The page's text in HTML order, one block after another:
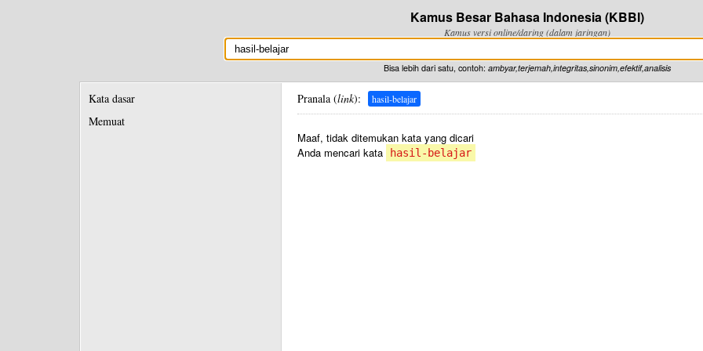
Kamus Besar Bahasa Indonesia (KBBI)
Kamus versi online/daring (dalam jaringan)
Bisa lebih dari satu, contoh: ambyar,terjemah,integritas,sinonim,efektif,analisis
Kata dasar
Memuat
Pranala (link): hasil-belajar
Maaf, tidak ditemukan kata yang dicari
Anda mencari kata
hasil-belajar